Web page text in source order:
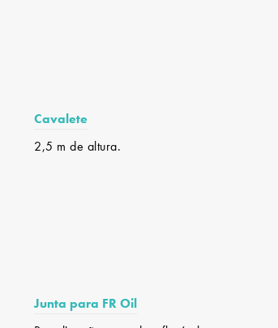
Cavalete
2,5 m de altura.
Junta para FR Oil